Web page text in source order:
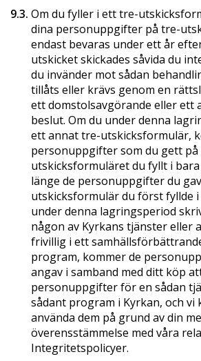
9.3. Om du fyller i ett tre-
dina personuppgifter på tre-
endast bevaras under ett år
utskicket skickades såvida du
du invänder mot sådan
tillåts eller krävs genom en
ett domstolsavgörande eller ett
beslut. Om du under denna
ett annat tre-utskicksformulär,
personuppgifter som du gett
utskicksformuläret du fyllt i
länge de personuppgifter du
utskicksformulär du först fyllde i
under denna lagringsperiod
någon av Kyrkans tjänster eller
frivillig i ett
program, kommer de
angav i samband med ditt köp
personuppgifter för en sådan
sådant program i Kyrkan, och vi
använda dem på grund av din
överensstämmelse med våra
Integritetspolicyer.